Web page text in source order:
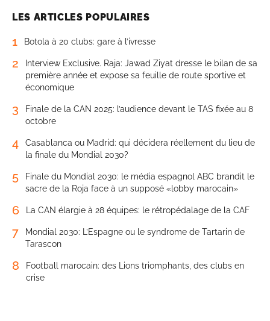
LES ARTICLES POPULAIRES
1 Botola à 20 clubs: gare à l’ivresse
2
Interview Exclusive. Raja: Jawad Ziyat dresse le bilan de sa
première année et expose sa feuille de route sportive et
économique
3
Finale de la CAN 2025: l’audience devant le TAS fixée au 8
octobre
4
Casablanca ou Madrid: qui décidera réellement du lieu de
la finale du Mondial 2030?
5
Finale du Mondial 2030: le média espagnol ABC brandit le
sacre de la Roja face à un supposé «lobby marocain»
6 La CAN élargie à 28 équipes: le rétropédalage de la CAF
7
Mondial 2030: L’Espagne ou le syndrome de Tartarin de
Tarascon
8
Football marocain: des Lions triomphants, des clubs en
crise